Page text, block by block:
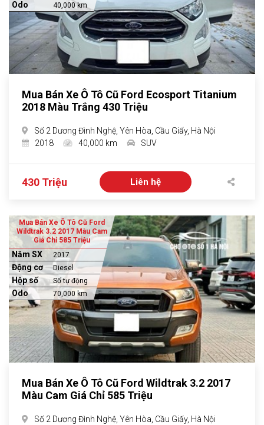
Odo 40,000 km
Mua Bán Xe Ô Tô Cũ Ford Ecosport Titanium
2018 Màu Trắng 430 Triệu
Số 2 Dương Đình Nghệ, Yên Hòa, Cầu Giấy, Hà Nội
2018
40,000 km SUV
430 Triệu Liên hệ
Mua Bán Xe Ô Tô Cũ Ford
Wildtrak 3.2 2017 Màu Cam
Giá Chỉ 585 Triệu
Năm SX 2017
Động cơ Diesel
Hộp số Số tự động
Odo 70,000 km
Mua Bán Xe Ô Tô Cũ Ford Wildtrak 3.2 2017
Màu Cam Giá Chỉ 585 Triệu
Số 2 Dương Đình Nghệ, Yên Hòa, Cầu Giấy, Hà Nội